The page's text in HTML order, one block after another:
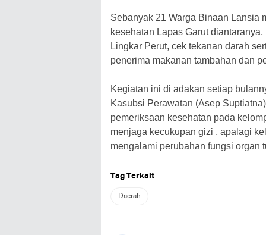
Sebanyak 21 Warga Binaan Lansia
kesehatan Lapas Garut
Lingkar Perut, cek tekanan darah
penerima makanan tambahan dan
Kegiatan ini di adakan setiap
Kasubsi Perawatan (Asep
pemeriksaan kesehatan pada
menjaga kecukupan gizi , apalagi
mengalami perubahan fungsi organ
Tag Terkait
Daerah